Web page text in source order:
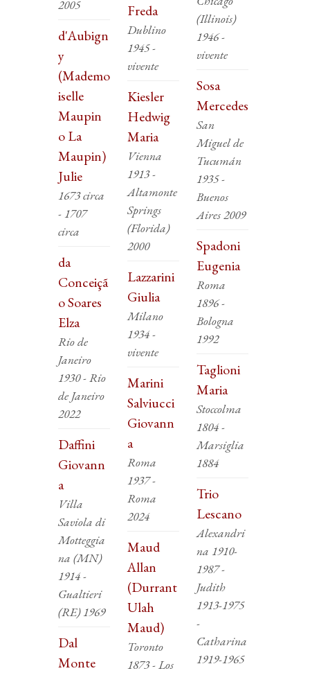
2005
d'Aubign
y
(Mademo
iselle
Maupin
o La
Maupin)
Julie
1673 circa
- 1707
circa
da
Conceiçã
o Soares
Elza
Rio de
Janeiro
1930 - Rio
de Janeiro
2022
Daffini
Giovann
a
Villa
Saviola di
Motteggia
na (MN)
1914 -
Gualtieri
(RE) 1969
Dal
Monte
Freda
Dublino
1945 -
vivente
Kiesler
Hedwig
Maria
Vienna
1913 -
Altamonte
Springs
(Florida)
2000
Lazzarini
Giulia
Milano
1934 -
vivente
Marini
Salviucci
Giovann
a
Roma
1937 -
Roma
2024
Maud
Allan
(Durrant
Ulah
Maud)
Toronto
1873 - Los
(Illinois)
1946 -
vivente
Sosa
Mercedes
San
Miguel de
Tucumán
1935 -
Buenos
Aires 2009
Spadoni
Eugenia
Roma
1896 -
Bologna
1992
Taglioni
Maria
Stoccolma
1804 -
Marsiglia
1884
Trio
Lescano
Alexandri
na 1910-
1987 -
Judith
1913-1975
-
Catharina
1919-1965